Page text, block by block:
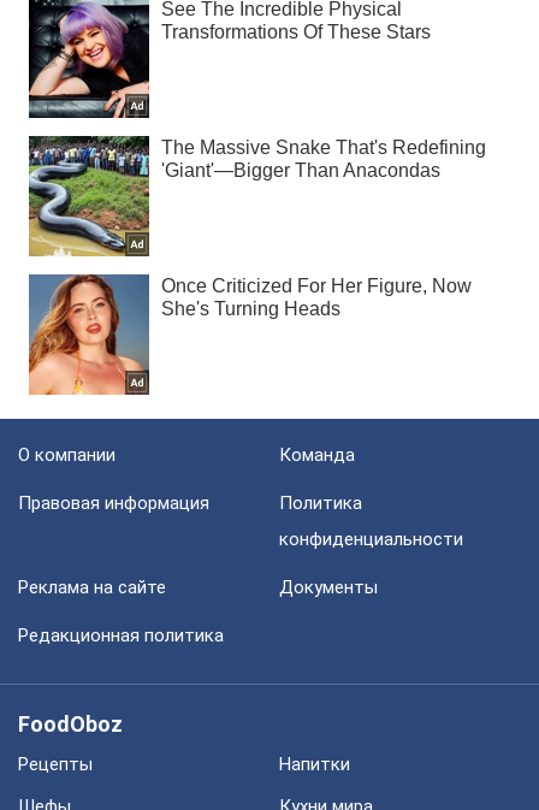
О компании Команда
Правовая информация
Политика
конфиденциальности
Реклама на сайте Документы
Редакционная политика
FoodOboz
Рецепты
Напитки